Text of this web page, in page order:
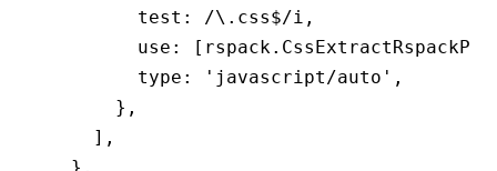
        test
: /\.css$/i ,
        use
: [ rspack.
        type
: 'javascript/auto' ,
      }
,
    ]
,